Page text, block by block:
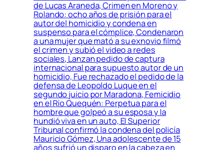
de Lucas Araneda, Crimen en Moreno y
Rolando: ocho años de prisión para el
autor del homicidio y condena en
suspenso para el cómplice, Condenaron
a una mujer que mató a su exnovio filmó
el crimen y subió el video a redes
sociales, Lanzan pedido de captura
internacional para supuesto autor de un
homicidio, Fue rechazado el pedido de la
defensa de Leopoldo Luque en el
segundo juicio por Maradona, Femicidio
en el Río Quequén: Perpetua para el
hombre que golpeó a su esposa y la
hundió viva en un auto, El Superior
Tribunal confirmó la condena del policía
Mauricio Gómez, Una adolescente de 15
años sufrió un disparo en la cabeza en